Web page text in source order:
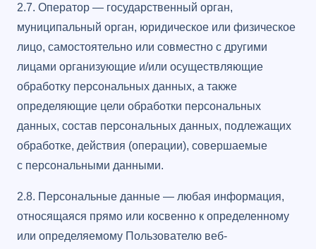
2.7. Оператор — государственный орган,
муниципальный орган, юридическое или физическое
лицо, самостоятельно или совместно с другими
лицами организующие и/или осуществляющие
обработку персональных данных, а также
определяющие цели обработки персональных
данных, состав персональных данных, подлежащих
обработке, действия (операции), совершаемые
с персональными данными.
2.8. Персональные данные — любая информация,
относящаяся прямо или косвенно к определенному
или определяемому Пользователю веб-